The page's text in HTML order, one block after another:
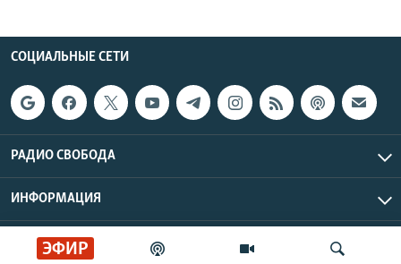
ЭФИР
СОЦИАЛЬНЫЕ СЕТИ
РАДИО СВОБОДА
ИНФОРМАЦИЯ
Радио Свобода © 2026 RFE/RL, Inc. | Все права защищены.